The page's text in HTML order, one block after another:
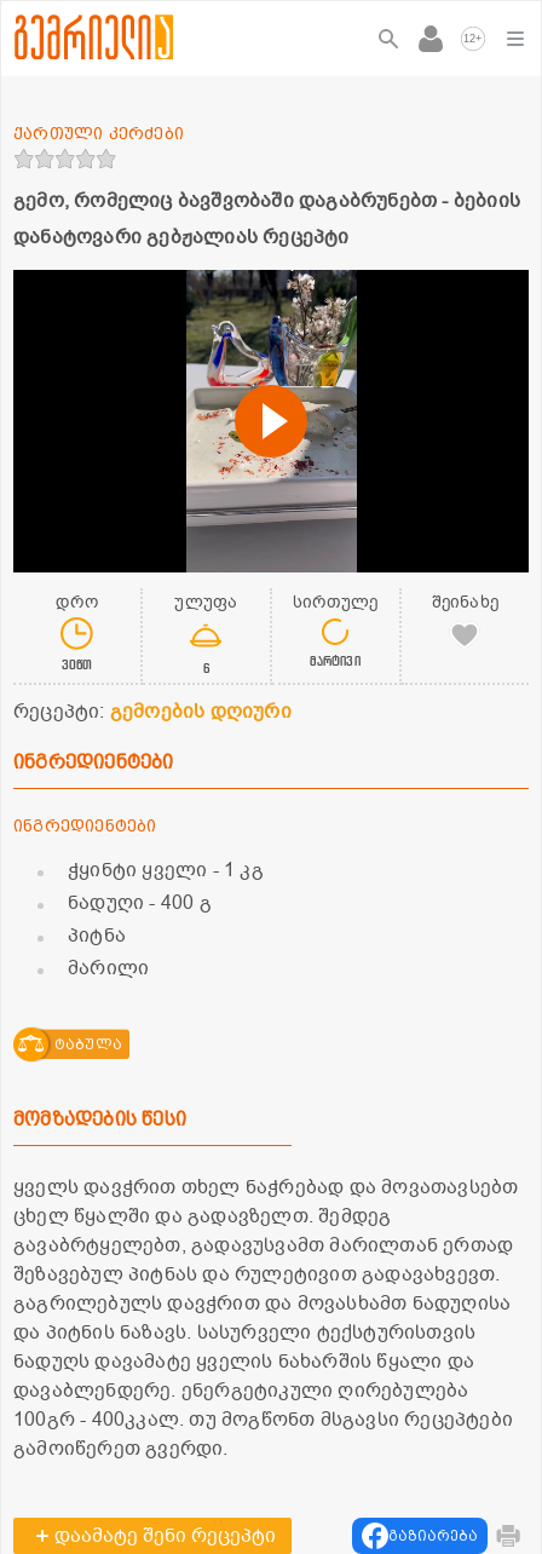
12+
გემო, რომელიც ბავშვობაში დაგაბრუნებთ - ბებიის
დანატოვარი გებჟალიას რეცეპტი
ქართული კერძები
დრო
30წთ
ულუფა
6
სირთულე
მარტივი
შეინახე
რეცეპტი: გემოების დღიური
ინგრედიენტები
ინგრედიენტები
ჭყინტი ყველი - 1 კგ
ნადუღი- 400 გ
პიტნა
მარილი
ტაბულა
მომზადების წესი
ყველს დავჭრით თხელ ნაჭრებად და მოვათავსებთ
ცხელ წყალში და გადავზელთ. შემდეგ
გავაბრტყელებთ, გადავუსვამთ მარილთან ერთად
შეზავებულ პიტნას და რულეტივით გადავახვევთ.
გაგრილებულს დავჭრით და მოვასხამთ ნადუღისა
და პიტნის ნაზავს. სასურველი ტექსტურისთვის
ნადუღს დავამატე ყველის ნახარშის წყალი და
დავაბლენდერე. ენერგეტიკული ღირებულება
100გრ - 400კკალ. თუ მოგწონთ მსგავსი რეცეპტები
გამოიწერეთ გვერდი.
დაამატე შენი რეცეპტი გაზიარება